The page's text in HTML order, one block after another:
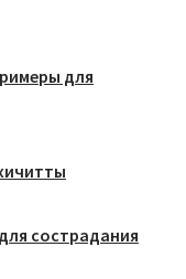
для
сострадания